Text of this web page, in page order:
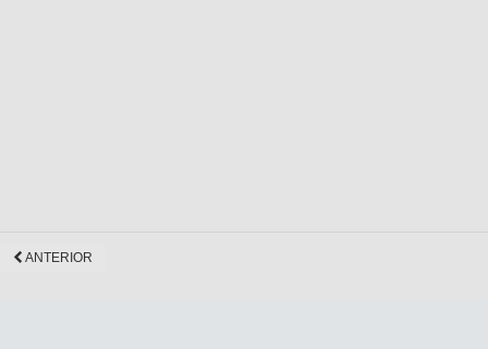
ANTERIOR